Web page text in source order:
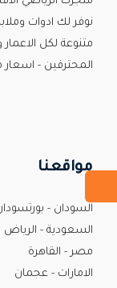
نوفر لك ادوات
متنوعة لكل
المحترفين -
مواقعنا
السودان -
السعودية - الرياض
مصر - القاهرة
الامارات - عجمان